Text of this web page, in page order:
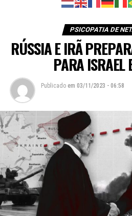
PSICOPATIA DE
RÚSSIA E IRÃ
PARA ISRAEL
Publicado em 03/11/2023 - 06:58